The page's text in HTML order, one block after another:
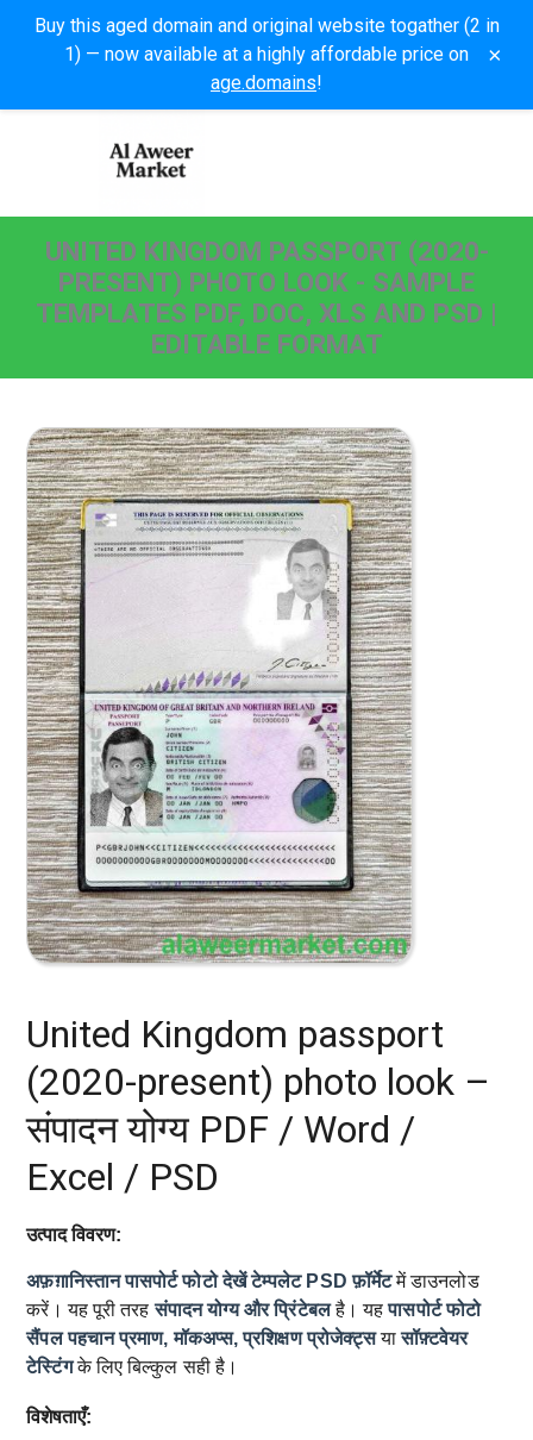
Buy this aged domain and original website togather (2 in
1) — now available at a highly affordable price on
age.domains!
×
UNITED KINGDOM PASSPORT (2020-
PRESENT) PHOTO LOOK - SAMPLE
TEMPLATES PDF, DOC, XLS AND PSD |
EDITABLE FORMAT
United Kingdom passport
(2020-present) photo look –
संपादन योग्य PDF / Word /
Excel / PSD
उत्पाद विवरण:
अफ़ग़ानिस्तान पासपोर्ट फोटो देखें टेम्पलेट PSD फ़ॉर्मेटमें डाउनलोड
करें। यह पूरी तरहसंपादन योग्य और प्रिंटेबलहै। यहपासपोर्ट फोटो
सैंपल पहचान प्रमाण, मॉकअप्स, प्रशिक्षण प्रोजेक्ट्सयासॉफ़्टवेयर
टेस्टिंगके लिए बिल्कुल सही है।
विशेषताएँ: